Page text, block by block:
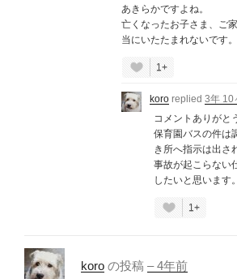
あきらかですよね。
亡くなったお子さま、ご
当にいたたまれないです。
1+
koro replied 3年 10
コメントありがと
保育園バスの件は
き所へ指示は出さ
事故が起こらない
したいと思います。
1+
koro の投稿 –4年前